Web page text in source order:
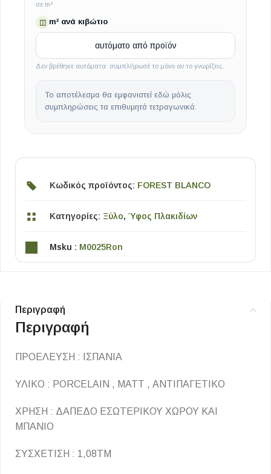
σε m²
◫ m² ανά κιβώτιο
Δεν βρέθηκε αυτόματα· συμπλήρωσέ το μόνο αν το γνωρίζεις.
Το αποτέλεσμα θα εμφανιστεί εδώ μόλις
συμπληρώσεις τα επιθυμητά τετραγωνικά.
Κωδικός προϊόντος: FOREST BLANCO
Κατηγορίες: Ξύλο, Ύφος Πλακιδίων
Msku : M0025Ron
Περιγραφή
Περιγραφή
ΠΡΟΕΛΕΥΣΗ : ΙΣΠΑΝΙΑ
ΥΛΙΚΟ : PORCELAIN , MATT , ΑΝΤΙΠΑΓΕΤΙΚΟ
ΧΡΗΣΗ : ΔΑΠΕΔΟ ΕΣΩΤΕΡΙΚΟΥ ΧΩΡΟΥ ΚΑΙ
ΜΠΑΝΙΟ
ΣΥΣΧΕΤΙΣΗ : 1,08ΤΜ